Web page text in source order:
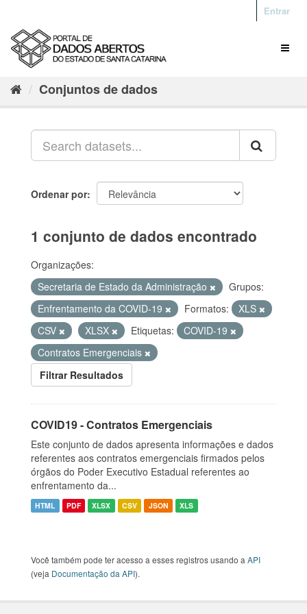
Entrar
Conjuntos de dados
Ordenar por
1 conjunto de dados encontrado
Organizações:
Secretaria de Estado da Administração
Grupos:
Enfrentamento da COVID-19
Formatos:
XLS
CSV
XLSX Etiquetas:
COVID-19
Contratos Emergenciais
Filtrar Resultados
COVID19 - Contratos Emergenciais
Este conjunto de dados apresenta informações e dados
referentes aos contratos emergenciais firmados pelos
órgãos do Poder Executivo Estadual referentes ao
enfrentamento da...
HTML PDF XLSX CSV JSON XLS
Você também pode ter acesso a esses registros usando a API
(veja Documentação da API).